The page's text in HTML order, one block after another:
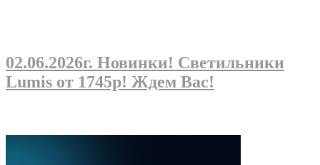
02.06.2026г. Новинки! Светильники
Lumis от 1745р! Ждем Вас!